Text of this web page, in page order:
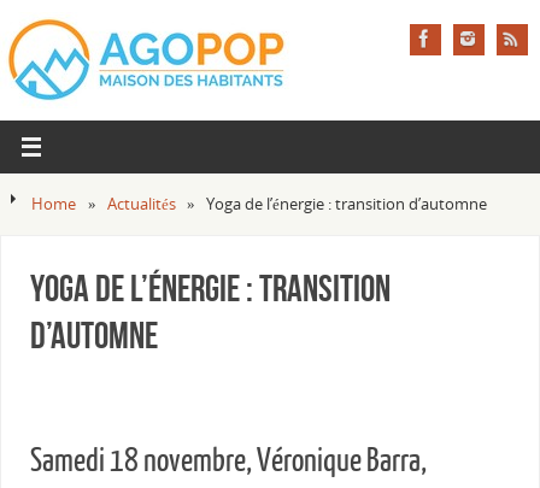
Home » Actualités » Yoga de l’énergie : transition d’automne
Yoga de l’énergie : transition
d’automne
Samedi 18 novembre, Véronique Barra,